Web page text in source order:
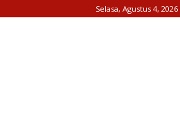
Selasa, Agustus 4, 2026